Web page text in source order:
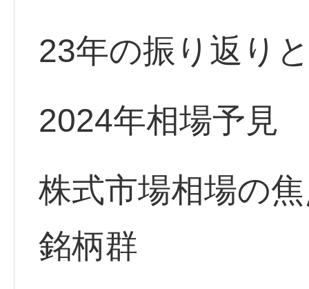
23年の振り返り
2024年相場予見
株式市場相場の
銘柄群